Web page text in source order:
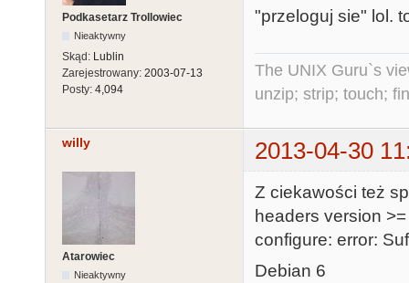
checking
checking
checking
checking
checking for
checking
checking
checking for
checking
checking
checking
Podkasetarz Trollowiec
Nieaktywny
Skąd: Lublin
Zarejestrowany: 2003-07-13
Posty: 4,094
"przeloguj sie" lol.
The UNIX Guru`s
unzip; strip; touch;
willy 2013-04-30
Atarowiec
Nieaktywny
Z ciekawości też
headers version
configure: error:
Debian 6